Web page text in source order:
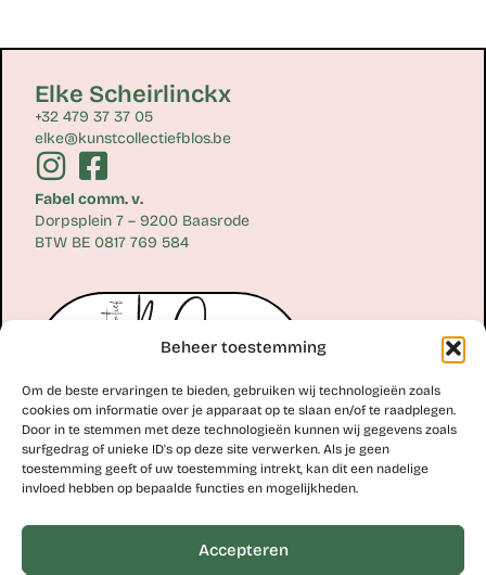
Beheer toestemming
Om de beste ervaringen te bieden, gebruiken wij technologieën zoals
cookies om informatie over je apparaat op te slaan en/of te raadplegen.
Door in te stemmen met deze technologieën kunnen wij gegevens zoals
surfgedrag of unieke ID's op deze site verwerken. Als je geen
toestemming geeft of uw toestemming intrekt, kan dit een nadelige
invloed hebben op bepaalde functies en mogelijkheden.
Accepteren
Elke Scheirlinckx
+32 479 37 37 05
elke@kunstcollectiefblos.be
Fabel comm. v.
Dorpsplein 7 – 9200 Baasrode
BTW BE 0817 769 584
Erik Scheirlinckx
erik@kunstcollectiefblos.be